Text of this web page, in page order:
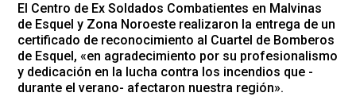
El Centro de Ex Soldados Combatientes en Malvinas
de Esquel y Zona Noroeste realizaron la entrega de un
certificado de reconocimiento al Cuartel de Bomberos
de Esquel, «en agradecimiento por su profesionalismo
y dedicación en la lucha contra los incendios que -
durante el verano- afectaron nuestra región».